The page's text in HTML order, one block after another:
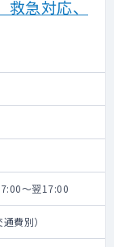
急対応、
～翌17:00
費別）